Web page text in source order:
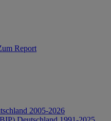
Report
2005-2026